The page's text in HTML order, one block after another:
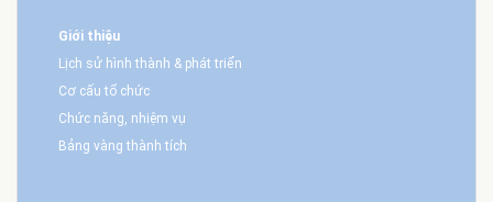
Giới thiệu
Lịch sử hình thành & phát triển
Cơ cấu tổ chức
Chức năng, nhiệm vụ
Bảng vàng thành tích